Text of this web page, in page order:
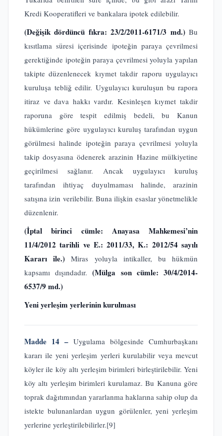
Kredi Kooperatifleri ve bankalara ipotek edilebilir.
(Değişik dördüncü fıkra: 23/2/2011-6171/3 md.) Bu
kısıtlama süresi içerisinde ipoteğin paraya çevrilmesi
gerektiğinde ipoteğin paraya çevrilmesi yoluyla yapılan
takipte düzenlenecek kıymet takdir raporu uygulayıcı
kuruluşa tebliğ edilir. Uygulayıcı kuruluşun bu rapora
itiraz ve dava hakkı vardır. Kesinleşen kıymet takdir
raporuna göre tespit edilmiş bedeli, bu Kanun
hükümlerine göre uygulayıcı kuruluş tarafından uygun
görülmesi halinde ipoteğin paraya çevrilmesi yoluyla
takip dosyasına ödenerek arazinin Hazine mülkiyetine
geçirilmesi sağlanır. Ancak uygulayıcı kuruluş
tarafından ihtiyaç duyulmaması halinde, arazinin
satışına izin verilebilir. Buna ilişkin esaslar yönetmelikle
düzenlenir.
(İptal birinci cümle: Anayasa Mahkemesi’nin
11/4/2012 tarihli ve E.: 2011/33, K.: 2012/54 sayılı
Kararı ile.) Miras yoluyla intikaller, bu hükmün
kapsamı dışındadır.(Mülga son cümle: 30/4/2014-
6537/9 md.)
Yeni yerleşim yerlerinin kurulması
Madde 14 – Uygulama bölgesinde Cumhurbaşkanı
kararı ile yeni yerleşim yerleri kurulabilir veya mevcut
köyler ile köy altı yerleşim birimleri birleştirilebilir. Yeni
köy altı yerleşim birimleri kurulamaz. Bu Kanuna göre
toprak dağıtımından yararlanma haklarına sahip olup da
istekte bulunanlardan uygun görülenler, yeni yerleşim
yerlerine yerleştirilebilirler.[9]